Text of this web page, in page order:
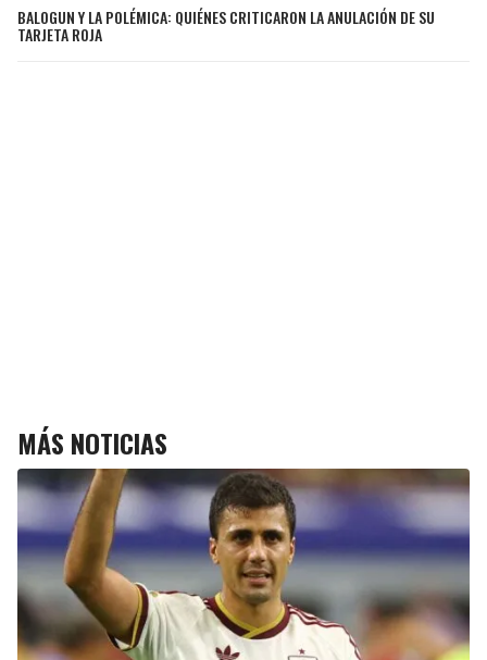
BALOGUN Y LA POLÉMICA: QUIÉNES CRITICARON LA ANULACIÓN DE SU
TARJETA ROJA
MÁS NOTICIAS